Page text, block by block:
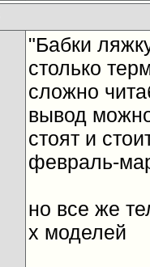
"Бабки
столько
сложно
вывод
стоят и
февраль-
но все же
х моделей